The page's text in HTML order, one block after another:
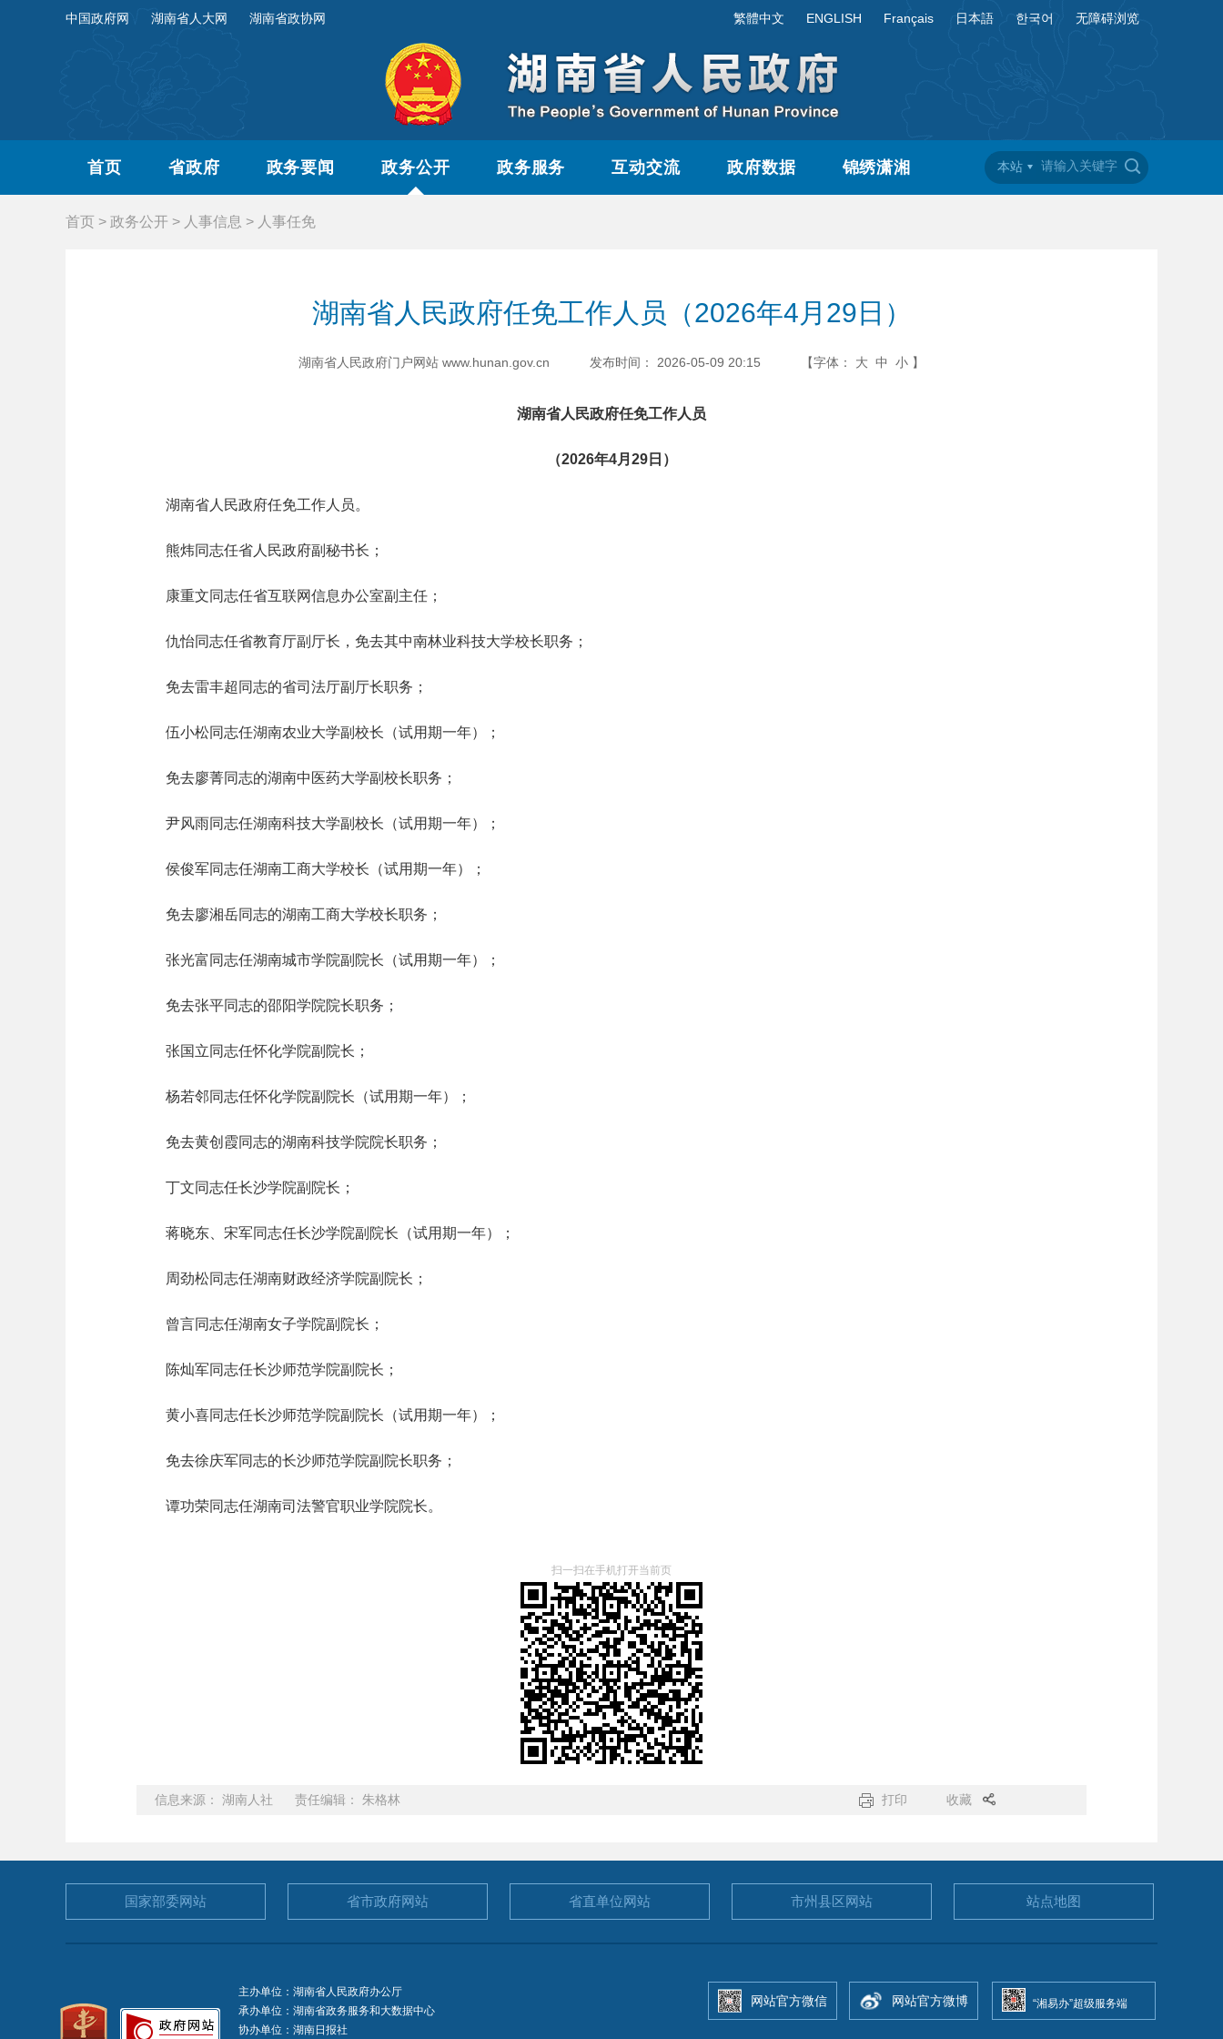
中国政府网 湖南省人大网 湖南省政协网 繁體中文 ENGLISH Français 日本語 한국어 无障碍浏览
首页 省政府 政务要闻 政务公开 政务服务 互动交流 政府数据 锦绣潇湘 本站
首页 > 政务公开 > 人事信息 > 人事任免
湖南省人民政府任免工作人员（2026年4月29日）
湖南省人民政府门户网站 www.hunan.gov.cn 发布时间： 2026-05-09 20:15 【字体： 大 中 小 】
湖南省人民政府任免工作人员
（2026年4月29日）
湖南省人民政府任免工作人员。
熊炜同志任省人民政府副秘书长；
康重文同志任省互联网信息办公室副主任；
仇怡同志任省教育厅副厅长，免去其中南林业科技大学校长职务；
免去雷丰超同志的省司法厅副厅长职务；
伍小松同志任湖南农业大学副校长（试用期一年）；
免去廖菁同志的湖南中医药大学副校长职务；
尹风雨同志任湖南科技大学副校长（试用期一年）；
侯俊军同志任湖南工商大学校长（试用期一年）；
免去廖湘岳同志的湖南工商大学校长职务；
张光富同志任湖南城市学院副院长（试用期一年）；
免去张平同志的邵阳学院院长职务；
张国立同志任怀化学院副院长；
杨若邻同志任怀化学院副院长（试用期一年）；
免去黄创霞同志的湖南科技学院院长职务；
丁文同志任长沙学院副院长；
蒋晓东、宋军同志任长沙学院副院长（试用期一年）；
周劲松同志任湖南财政经济学院副院长；
曾言同志任湖南女子学院副院长；
陈灿军同志任长沙师范学院副院长；
黄小喜同志任长沙师范学院副院长（试用期一年）；
免去徐庆军同志的长沙师范学院副院长职务；
谭功荣同志任湖南司法警官职业学院院长。
扫一扫在手机打开当前页
信息来源： 湖南人社 责任编辑： 朱格林 打印 收藏
国家部委网站 省市政府网站 省直单位网站 市州县区网站 站点地图
主办单位：湖南省人民政府办公厅
承办单位：湖南省政务服务和大数据中心
协办单位：湖南日报社
网站官方微信 网站官方微博 “湘易办”超级服务端